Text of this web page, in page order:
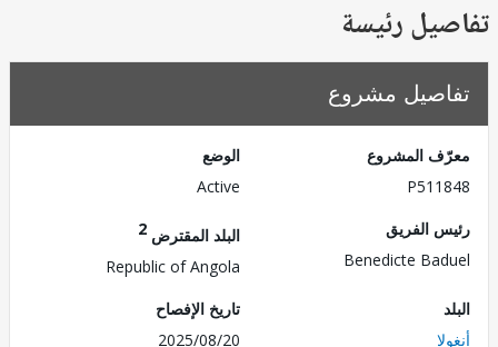
رئيسة
مشروع
المشروع
الفريق
Benedicte
البلد المقترض
Republic of Angola
تاريخ الإفصاح
2025/08/20